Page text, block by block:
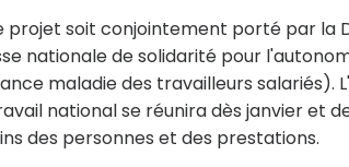
projet soit conjointement porté par la
nationale de solidarité pour
maladie des travailleurs salariés).
national se réunira dès janvier et
des personnes et des prestations.